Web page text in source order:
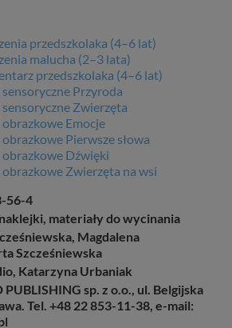
przedszkolaka (4–6 lat)
malucha (2–3 lata)
przedszkolaka (4–6 lat)
Przyroda
Zwierzęta
Emocje
Pierwsze słowa
Dźwięki
Zwierzęta na wsi
56-4
materiały do wycinania
Magdalena
Szcześniewska
Katarzyna Urbaniak
PUBLISHING sp. z o.o., ul. Belgijska
Tel. +48 22 853-11-38, e-mail: